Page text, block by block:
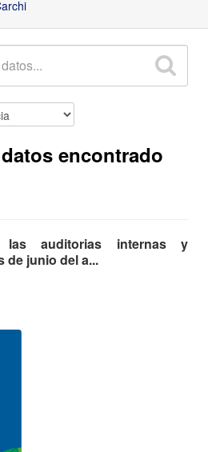
encontrado
auditorias internas y
de junio del a...